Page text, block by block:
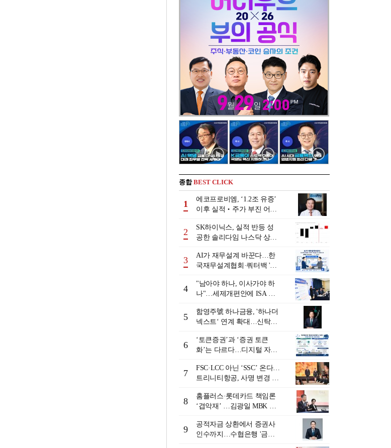
종합BEST CLICK
1
에코프로비엠, ‘1.2조 유증’
이후 실적‧주가 부진 어쩌
2
SK하이닉스, 실적 반등 성
공한 솔리다임 나스닥 상장
3
AI가 재무설계 바꾼다…한
국재무설계협회·쿼터백 '베
4
"남아야 하나, 이사가야 하
나"…세제개편안에 ISA 투
5
함영주號 하나금융, '하나더
넥스트‘ 연계 확대…신탁수
니어 비즈니스 돋보기]
6
‘토큰증권’과 ‘증권 토큰
화’는 다르다…디지털 자본
7
FSC·LCC 아닌 ‘SSC’ 온다…
트리니티항공, 사명 변경 넘
8
홈플러스·롯데카드 책임론
‘겹악재’ …김광일 MBK 부
9
공적자금 상환에서 증권사
인수까지…수협은행 '금융